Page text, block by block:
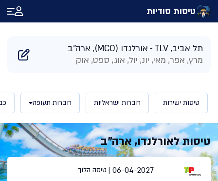
טיסות סודיות
תל אביב, TLV
אורלנדו (MCO), ארה"ב
מרץ, אפר, מאי, יונ, יול, אוג, ספט, אוק
טיסות ישירות חברות ישראליות חברות תעופה
טיסות לאורלנדו, ארה"ב
טיסה הלוך 06-04-2027